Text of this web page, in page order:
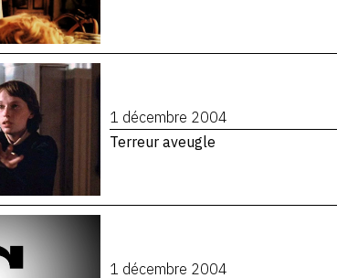
1 décembre 2004
Terreur aveugle
1 décembre 2004